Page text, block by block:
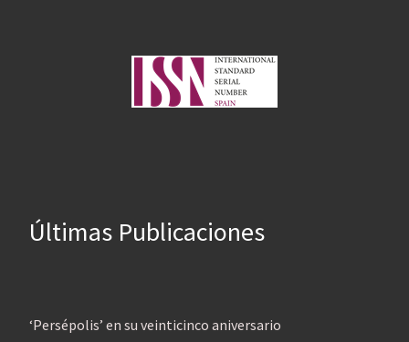
Últimas Publicaciones
‘Persépolis’ en su veinticinco aniversario